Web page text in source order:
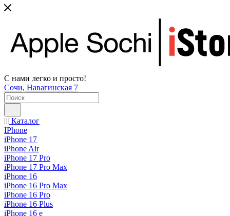
С нами легко и просто!
Сочи, Навагинская 7
Каталог
IPhone
iPhone 17
iPhone Air
iPhone 17 Pro
iPhone 17 Pro Max
iPhone 16
iPhone 16 Pro Max
iPhone 16 Pro
iPhone 16 Plus
iPhone 16 e